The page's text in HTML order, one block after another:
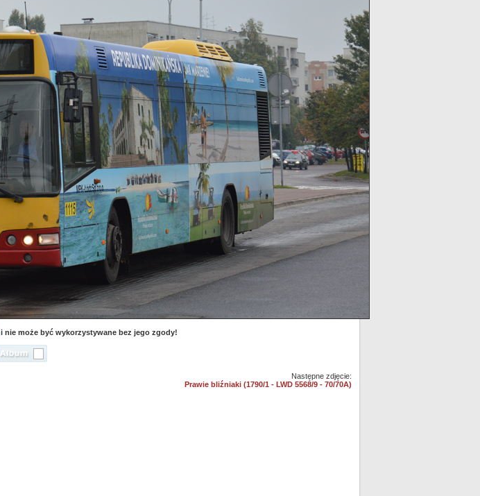
i nie może być wykorzystywane bez jego zgody!
Następne zdjęcie:
Prawie bliźniaki (1790/1 - LWD 5568/9 - 70/70A)